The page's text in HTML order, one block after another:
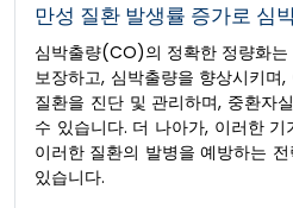
만성 질환 발생률 증가로 심
심박출량(CO)의 정확한 정량화
보장하고, 심박출량을 향상시키
질환을 진단 및 관리하며, 중환자
수 있습니다. 더 나아가, 이러한
이러한 질환의 발병을 예방하는
있습니다.